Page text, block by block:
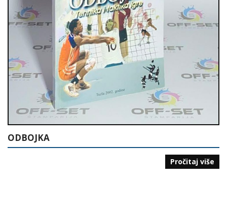
ODBOJKA
Pročitaj više